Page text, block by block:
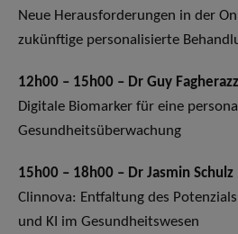
Neue Herausforderungen in der
zukünftige personalisierte
12h00 – 15h00 – Dr Guy
Digitale Biomarker für eine
Gesundheitsüberwachung
15h00 – 18h00 – Dr Jasmin Schulz
Clinnova: Entfaltung des
und KI im Gesundheitswesen